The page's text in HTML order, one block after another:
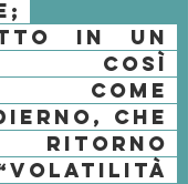
;
in un
così
come
che
ritorno